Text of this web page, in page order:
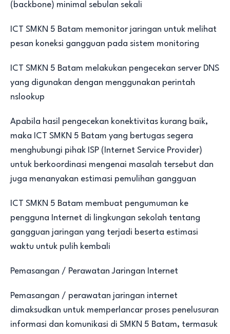
(backbone) minimal sebulan sekali
ICT SMKN 5 Batam memonitor jaringan untuk melihat
pesan koneksi gangguan pada sistem monitoring
ICT SMKN 5 Batam melakukan pengecekan server DNS
yang digunakan dengan menggunakan perintah
nslookup
Apabila hasil pengecekan konektivitas kurang baik,
maka ICT SMKN 5 Batam yang bertugas segera
menghubungi pihak ISP (Internet Service Provider)
untuk berkoordinasi mengenai masalah tersebut dan
juga menanyakan estimasi pemulihan gangguan
ICT SMKN 5 Batam membuat pengumuman ke
pengguna Internet di lingkungan sekolah tentang
gangguan jaringan yang terjadi beserta estimasi
waktu untuk pulih kembali
Pemasangan / Perawatan Jaringan Internet
Pemasangan / perawatan jaringan internet
dimaksudkan untuk memperlancar proses penelusuran
informasi dan komunikasi di SMKN 5 Batam, termasuk